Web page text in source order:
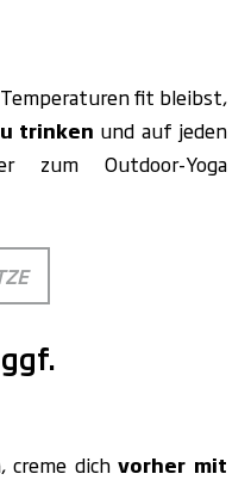
fit bleibst,
trinken und auf jeden
zum Outdoor-Yoga
creme dichvorher mit